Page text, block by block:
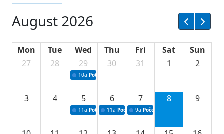
August 2026
Mon Tue Wed Thu Fri Sat
Sun
27
28 29
10a Potpisivanje ugovora sa neprofitnim
30 31 1 2
3 4 5
11a Potpisivanje ugovora o stipendijama za
6
11a Podrška razvoju vodne infrastrukture u
7
9a Početak izgradnje nove
8 9